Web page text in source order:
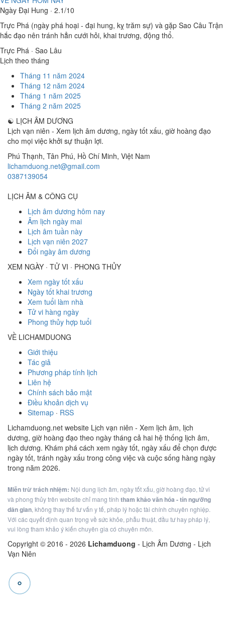
Ngày Đại Hung · 2.1/10
Trực Phá (ngày phá hoại - đại hung, kỵ trăm sự) và gặp Sao Câu Trận
hắc đạo nên tránh hẳn cưới hỏi, khai trương, động thổ.
Trực Phá · Sao Lâu
Lịch theo tháng
Tháng 11 năm 2024
Tháng 12 năm 2024
Tháng 1 năm 2025
Tháng 2 năm 2025
☯ LỊCH ÂM DƯƠNG
Lịch vạn niên - Xem lịch âm dương, ngày tốt xấu, giờ hoàng đạo
cho mọi việc khởi sự thuận lợi.
Phú Thạnh, Tân Phú, Hồ Chí Minh, Việt Nam
lichamduong.net@gmail.com
0387139054
LỊCH ÂM & CÔNG CỤ
Lịch âm dương hôm nay
Âm lịch ngày mai
Lịch âm tuần này
Lịch vạn niên 2027
Đổi ngày âm dương
XEM NGÀY · TỬ VI · PHONG THỦY
Xem ngày tốt xấu
Ngày tốt khai trương
Xem tuổi làm nhà
Tử vi hàng ngày
Phong thủy hợp tuổi
VỀ LICHAMDUONG
Giới thiệu
Tác giả
Phương pháp tính lịch
Liên hệ
Chính sách bảo mật
Điều khoản dịch vụ
Sitemap · RSS
Lichamduong.net website Lịch vạn niên - Xem lịch âm, lịch
dương, giờ hoàng đạo theo ngày tháng cả hai hệ thống lịch âm,
lịch dương. Khám phá cách xem ngày tốt, ngày xấu để chọn được
ngày tốt, tránh ngày xấu trong công việc và cuộc sống hàng ngày
trong năm 2026.
Miễn trừ trách nhiệm: Nội dung lịch âm, ngày tốt xấu, giờ hoàng đạo, tử vi
và phong thủy trên website chỉ mang tính tham khảo văn hóa - tín ngưỡng
dân gian, không thay thế tư vấn y tế, pháp lý hoặc tài chính chuyên nghiệp.
Với các quyết định quan trọng về sức khỏe, phẫu thuật, đầu tư hay pháp lý,
vui lòng tham khảo ý kiến chuyên gia có chuyên môn.
Copyright © 2016 - 2026 Lichamduong - Lịch Âm Dương - Lịch
Vạn Niên